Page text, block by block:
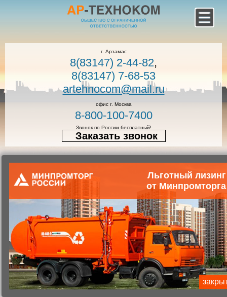
г. Арзамас
8(83147) 2-44-82,
8(83147) 7-68-53
artehnocom@mail.ru
офис г. Москва
8-800-100-7400
Звонок по России бесплатный!
Заказать звонок
Коммунальная техника
Мусоровозы с боковой загрузкой
Мусоровоз с боковой загрузкой
КО-449-35
Льготный лизинг
от Минпромторга